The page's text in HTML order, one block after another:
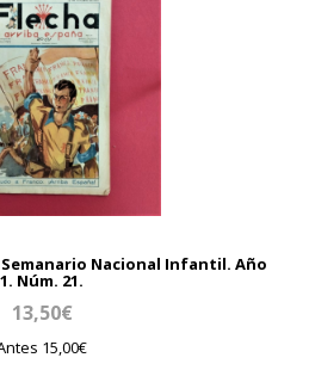
Semanario Nacional Infantil. Año
1. Núm. 21.
13,50€
15,00€